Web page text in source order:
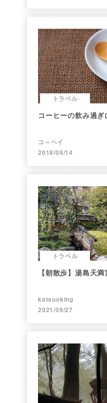
トラベル
コーヒーの飲み過
コ～ヘイ
2018/09/14
トラベル
【朝散歩】湯島天満
katsuoking
2021/09/27